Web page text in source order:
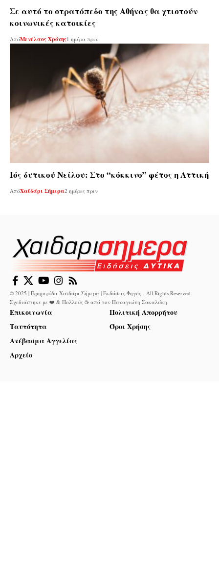
Σε αυτό το στρατόπεδο της Αθήνας θα χτιστούν
κοινωνικές κατοικίες
ΑπόΜενέλαος Χρόνης1 ημέρα πριν
Ιός δυτικού Νείλου: Στο “κόκκινο” φέτος η Αττική
ΑπόΧαϊδάρι Σήμερα2 ημέρες πριν
© 2025 | Εφημερίδα Χαϊδάρι Σήμερα | Εκδόσεις Φηγός - All Rights Reserved.
Σχεδιάστηκε με ❤️ & Πολλούς ☕ από τον Παναγιώτη Σακαλάκη
Επικοινωνία
Ταυτότητα
Ανέβασμα Αγγελίας
Αρχείο
Πολιτική Απορρήτου
Όροι Χρήσης